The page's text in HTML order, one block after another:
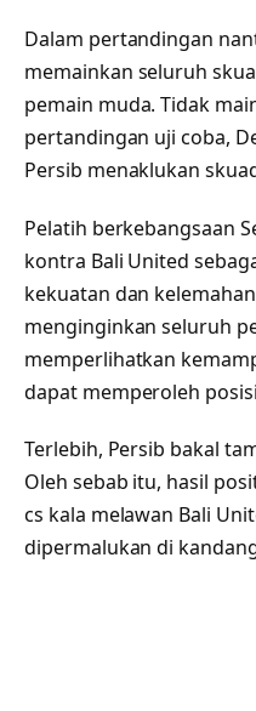
Dalam pertandingan
memainkan seluruh
pemain muda. Tidak
pertandingan uji coba,
Persib menaklukan
Pelatih berkebangsaan
kontra Bali United
kekuatan dan
menginginkan seluruh
memperlihatkan
dapat memperoleh
Terlebih, Persib bakal
Oleh sebab itu, hasil
cs kala melawan Bali
dipermalukan di